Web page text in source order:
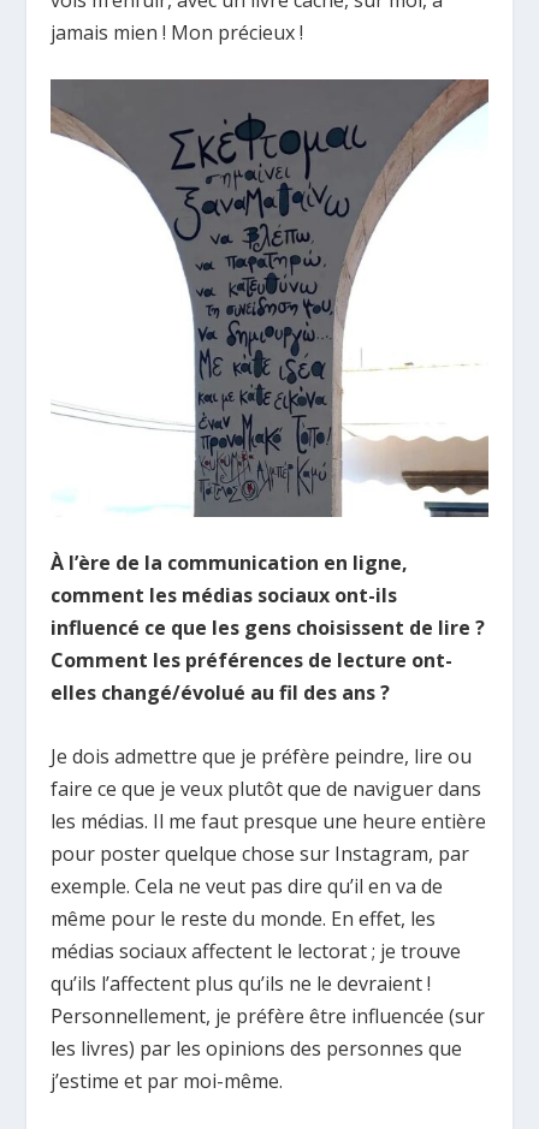
jamais mien ! Mon précieux !
À l’ère de la communication en ligne,
comment les médias sociaux ont-ils
influencé ce que les gens choisissent de lire ?
Comment les préférences de lecture ont-
elles changé/évolué au fil des ans ?
Je dois admettre que je préfère peindre, lire ou
faire ce que je veux plutôt que de naviguer dans
les médias. Il me faut presque une heure entière
pour poster quelque chose sur Instagram, par
exemple. Cela ne veut pas dire qu’il en va de
même pour le reste du monde. En effet, les
médias sociaux affectent le lectorat ; je trouve
qu’ils l’affectent plus qu’ils ne le devraient !
Personnellement, je préfère être influencée (sur
les livres) par les opinions des personnes que
j’estime et par moi-même.